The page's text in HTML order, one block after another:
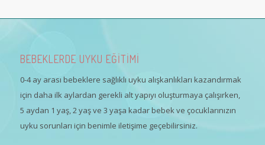
BEBEKLERDE UYKU EĞİTİMİ
0-4 ay arası bebeklere sağlıklı uyku alışkanlıkları kazandırmak
için daha ilk aylardan gerekli alt yapıyı oluşturmaya çalışırken,
5 aydan 1 yaş, 2 yaş ve 3 yaşa kadar bebek ve çocuklarınızın
uyku sorunları için benimle iletişime geçebilirsiniz.